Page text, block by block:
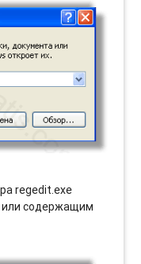
regedit.exe
или содержащим